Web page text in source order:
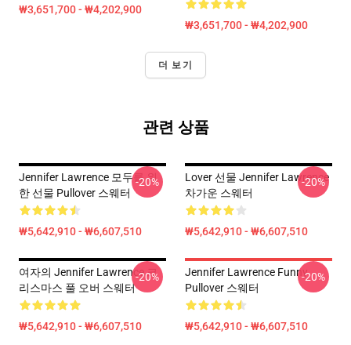
₩3,651,700 - ₩4,202,900
₩3,651,700 - ₩4,202,900
더 보기
관련 상품
Jennifer Lawrence 모두를 위
한 선물 Pullover 스웨터
₩5,642,910 - ₩6,607,510
-20%
Lover 선물 Jennifer Lawrence
차가운 스웨터
₩5,642,910 - ₩6,607,510
-20%
여자의 Jennifer Lawrence 크
리스마스 풀 오버 스웨터
₩5,642,910 - ₩6,607,510
-20%
Jennifer Lawrence Funny
Pullover 스웨터
₩5,642,910 - ₩6,607,510
-20%